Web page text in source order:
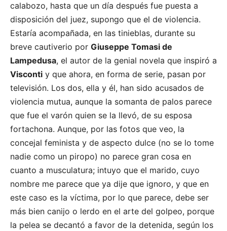
calabozo, hasta que un día después fue puesta a
disposición del juez, supongo que el de violencia.
Estaría acompañada, en las tinieblas, durante su
breve cautiverio por Giuseppe Tomasi de
Lampedusa, el autor de la genial novela que inspiró a
Visconti y que ahora, en forma de serie, pasan por
televisión. Los dos, ella y él, han sido acusados de
violencia mutua, aunque la somanta de palos parece
que fue el varón quien se la llevó, de su esposa
fortachona. Aunque, por las fotos que veo, la
concejal feminista y de aspecto dulce (no se lo tome
nadie como un piropo) no parece gran cosa en
cuanto a musculatura; intuyo que el marido, cuyo
nombre me parece que ya dije que ignoro, y que en
este caso es la víctima, por lo que parece, debe ser
más bien canijo o lerdo en el arte del golpeo, porque
la pelea se decantó a favor de la detenida, según los